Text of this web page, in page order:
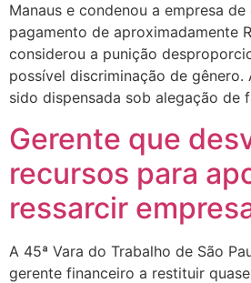
Manaus e condenou a empresa
pagamento de aproximadamente
considerou a punição
possível discriminação de gênero.
sido dispensada sob alegação de
Gerente que
recursos para
ressarcir
A 45ª Vara do Trabalho de São
gerente financeiro a restituir